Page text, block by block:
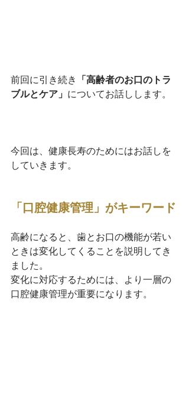
前回に引き続き
「高齢者のお口のトラ
ブルとケア」 についてお話しします。
今回は、健康長寿のためにはお話しを
していきます。
「口腔健康管理」がキーワード
高齢になると、歯とお口の機能が若い
ときは変化してくることを説明してき
ました。
変化に対応するためには、より一層の
口腔健康管理が重要になります。